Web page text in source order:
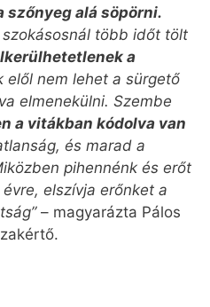
szőnyeg alá söpörni.
több időt tölt
a
elől nem lehet a sürgető
elmenekülni. Szembe
a vitákban kódolva van
és marad a
pihennénk és erőt
elszívja erőnket a
– magyarázta Pálos